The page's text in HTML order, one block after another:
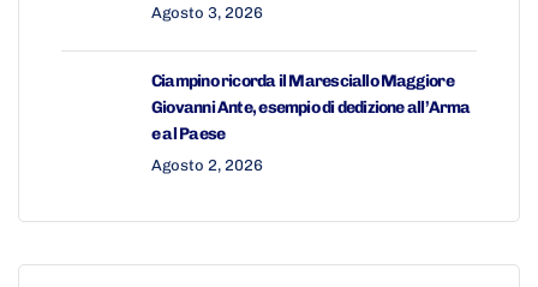
Agosto 3, 2026
Ciampino ricorda il Maresciallo Maggiore
Giovanni Ante, esempio di dedizione all’Arma
e al Paese
Agosto 2, 2026